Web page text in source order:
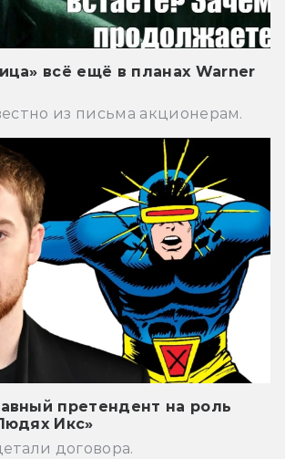
всё ещё в планах Warner
из письма акционерам.
претендент на роль
Икс»
договора.